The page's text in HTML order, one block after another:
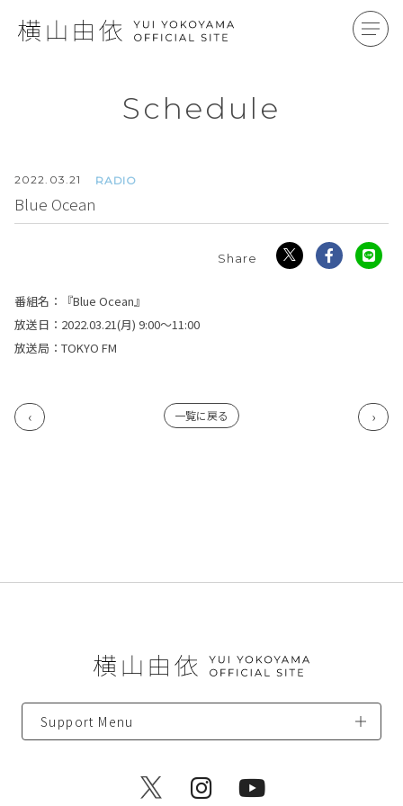
Schedule
2022. 03.21 RADIO
Blue Ocean
番組名：『Blue Ocean』
放送日：2022.03.21(月) 9:00～11:00
放送局：TOKYO FM
一覧に戻る
Support Menu